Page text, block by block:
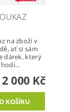
na zboží v
ať si sám
dárek, který
2 000 Kč